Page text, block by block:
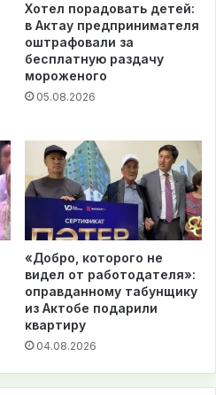
Хотел порадовать детей:
в Актау предпринимателя
оштрафовали за
бесплатную раздачу
мороженого
05.08.2026
«Добро, которого не
видел от работодателя»:
оправданному табунщику
из Актобе подарили
квартиру
04.08.2026